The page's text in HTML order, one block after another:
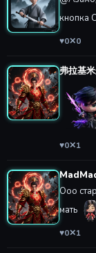
кнопка
♥0✕0
弗拉基
♥0✕1
Ооо
мать
♥0✕1